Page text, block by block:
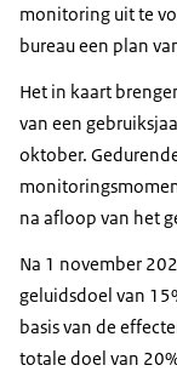
monitoring uit te
bureau een plan
Het in kaart
van een
oktober.
na afloop van het
Na 1 november
geluidsdoel van
basis van de
totale doel van